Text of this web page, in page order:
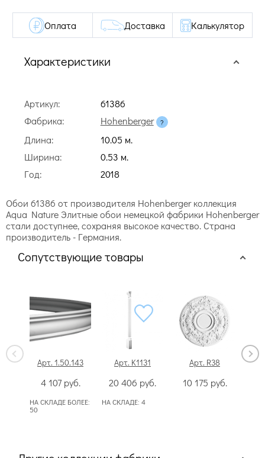
Характеристики
Артикул:
61386
Фабрика:
Hohenberger
Длина:
10.05 м.
Ширина:
0.53 м.
Год:
2018
Оплата Доставка Калькулятор
Обои 61386 от производителя Hohenberger коллекция
Aqua Nature Элитные обои немецкой фабрики Hohenberger
стали доступнее, сохраняя высокое качество. Страна
производитель - Германия.
Сопутствующие товары
Арт. 1.50.143
4 107руб.
НА СКЛАДЕ БОЛЕЕ:
50
Арт. K1131
20 406 руб.
НА СКЛАДЕ: 4
Арт. R38
10 175 руб.